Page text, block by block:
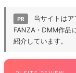
PR
当サイトはア
FANZA・DMM作品
紹介しています。